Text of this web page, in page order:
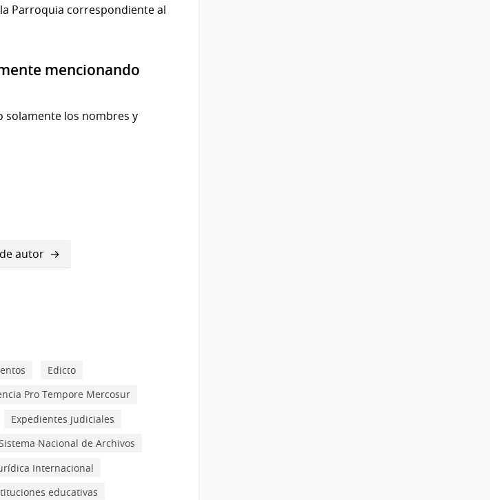
Parroquia correspondiente al
mencionando
solamente los nombres y
autor
Edicto
Pro Tempore Mercosur
Expedientes judiciales
Nacional de Archivos
Internacional
educativas